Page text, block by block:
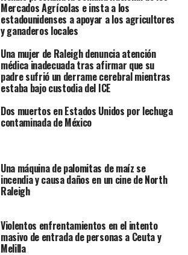
Mercados Agrícolas e insta a los
estadounidenses a apoyar a los agricultores
y ganaderos locales
Una mujer de Raleigh denuncia atención
médica inadecuada tras afirmar que su
padre sufrió un derrame cerebral mientras
estaba bajo custodia del ICE
Dos muertos en Estados Unidos por lechuga
contaminada de México
Una máquina de palomitas de maíz se
incendia y causa daños en un cine de North
Raleigh
Violentos enfrentamientos en el intento
masivo de entrada de personas a Ceuta y
Melilla